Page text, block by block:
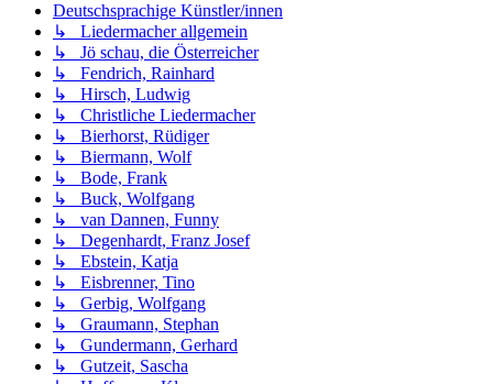
Deutschsprachige Künstler/innen
↳ Liedermacher allgemein
↳ Jö schau, die Österreicher
↳ Fendrich, Rainhard
↳ Hirsch, Ludwig
↳ Christliche Liedermacher
↳ Bierhorst, Rüdiger
↳ Biermann, Wolf
↳ Bode, Frank
↳ Buck, Wolfgang
↳ van Dannen, Funny
↳ Degenhardt, Franz Josef
↳ Ebstein, Katja
↳ Eisbrenner, Tino
↳ Gerbig, Wolfgang
↳ Graumann, Stephan
↳ Gundermann, Gerhard
↳ Gutzeit, Sascha